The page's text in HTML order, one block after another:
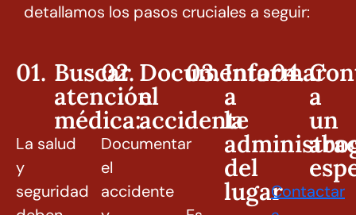
detallamos los pasos cruciales a seguir:
Buscar
atención
médica:
La salud
y
seguridad
Documentar
el
accidente
Documentar
el
accidente
Informar
a
la
del
lugar
a
un
Contactar